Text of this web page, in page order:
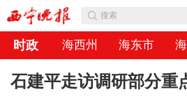
搜索
时政 海西州 海东市
公告
石建平走访调研部分重